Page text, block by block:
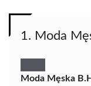
1. Moda
Moda Męska